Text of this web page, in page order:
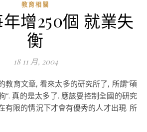
教育相關
增250個 就業失
衡
18 11 月, 2004
”. 真的是太多了. 應該要控制全國的研究
有限的情況下才會有優秀的人才出現. 所